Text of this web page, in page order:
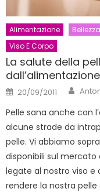
Alimentazione Bellezza
Viso E Corpo
La salute della
dall’alimentazione
Posted
on
20/09/2011
Pelle sana anche con
alcune strade da
pelle. Vi abbiamo
disponibili sul
legate al nostro viso e
rendere la nostra